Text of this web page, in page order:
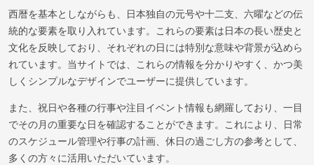
西暦を基本としながらも、日本独自の元号や十二支、六曜などの伝
統的な要素を取り入れています。これらの要素は日本の長い歴史と
文化を反映しており、それぞれの日には特別な意味や背景が込めら
れています。当サイトでは、これらの情報を分かりやすく、かつ美
しくシンプルなデザインでユーザーに提供しています。
また、祝日や各種の行事や注目イベント情報も網羅しており、一目
でその月の重要な日を確認することができます。これにより、日常
のスケジュール管理や行事の計画、休日の過ごし方の参考として、
多くの方々に活用いただいています。